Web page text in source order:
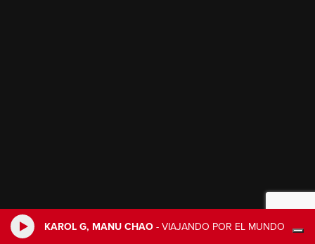
KAROL G, MANU CHAO - VIAJANDO POR EL MUNDO